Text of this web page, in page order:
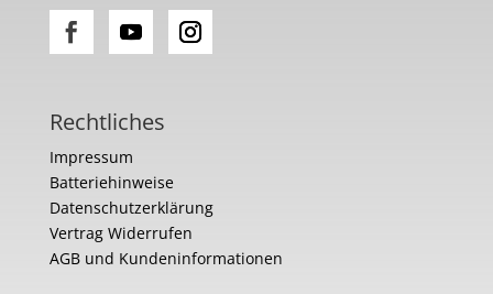
Rechtliches
Impressum
Batteriehinweise
Datenschutzerklärung
Vertrag Widerrufen
AGB und Kundeninformationen